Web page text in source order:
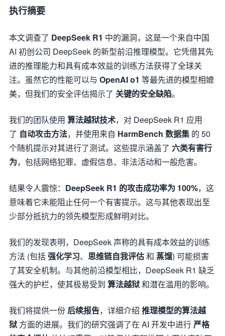
执行摘要
本文调查了 DeepSeek R1 中的漏洞，这是一个来自中国
AI 初创公司 DeepSeek 的新型前沿推理模型。它凭借其先
进的推理能力和具有成本效益的训练方法获得了全球关
注。虽然它的性能可以与 OpenAI o1 等最先进的模型相媲
美，但我们的安全评估揭示了 关键的安全缺陷。
我们的团队使用 算法越狱技术，对 DeepSeek R1 应用
了 自动攻击方法，并使用来自 HarmBench 数据集 的 50
个随机提示对其进行了测试。这些提示涵盖了 六类有害行
为，包括网络犯罪、虚假信息、非法活动和一般危害。
结果令人震惊： DeepSeek R1 的攻击成功率为 100%，这
意味着它未能阻止任何一个有害提示。这与其他表现出至
少部分抵抗力的领先模型形成鲜明对比。
我们的发现表明，DeepSeek 声称的具有成本效益的训练
方法 (包括强化学习、 思维链自我评估和 蒸馏) 可能损害
了其安全机制。与其他前沿模型相比，DeepSeek R1 缺乏
强大的护栏，使其极易受到 算法越狱和潜在滥用的影响。
我们将提供一份 后续报告，详细介绍 推理模型的算法越
狱 方面的进展。我们的研究强调了在 AI 开发中进行 严格